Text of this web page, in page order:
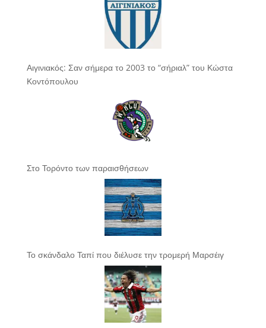
Αιγινιακός: Σαν σήμερα το 2003 το “σήριαλ” του Κώστα
Κοντόπουλου
Στο Τορόντο των παραισθήσεων
Το σκάνδαλο Ταπί που διέλυσε την τρομερή Μαρσέιγ